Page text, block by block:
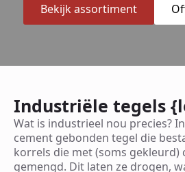
Bekijk assortiment
Industriële tegels
Wat is industrieel nou precies?
cement gebonden tegel die
korrels die met (soms gekleurd)
gemengd. Dit laten ze drogen,